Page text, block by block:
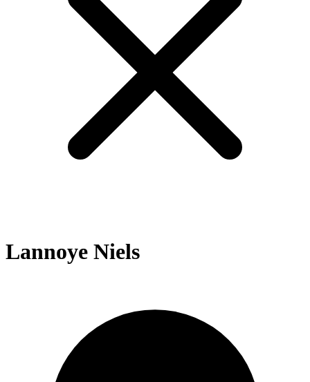
Lannoye Niels